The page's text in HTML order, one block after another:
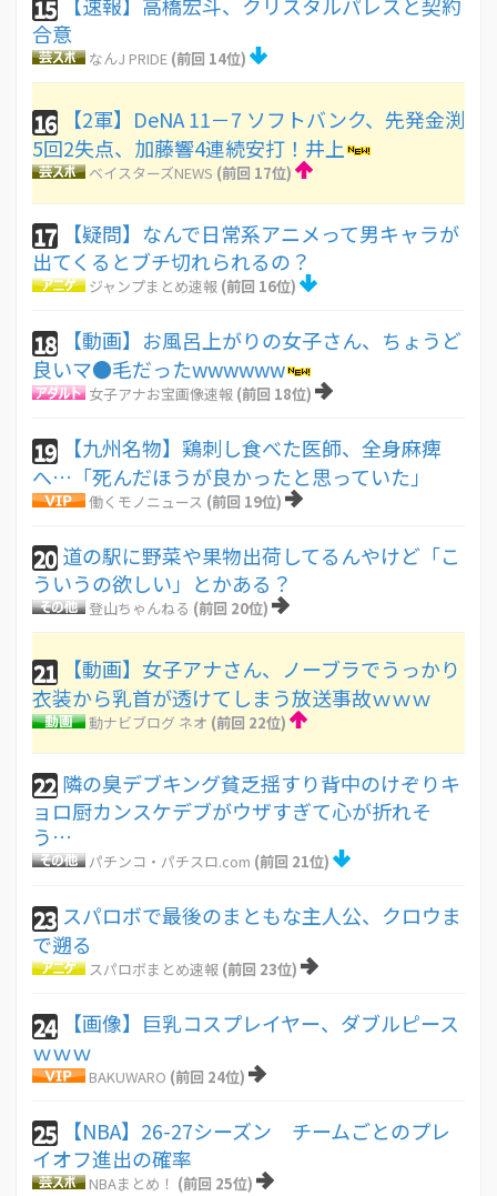
15
合意
なんJ PRIDE (前回 14位)
16
【2軍】DeNA 11－7 ソフトバンク、先発金渕
5回2失点、加藤響4連続安打！井上
ベイスターズNEWS (前回 17位)
17
【疑問】なんで日常系アニメって男キャラが
出てくるとブチ切れられるの？
ジャンプまとめ速報 (前回 16位)
18
【動画】お風呂上がりの女子さん、ちょうど
良いマ●毛だったwwwwww
女子アナお宝画像速報 (前回 18位)
19
【九州名物】鶏刺し食べた医師、全身麻痺
へ…「死んだほうが良かったと思っていた」
働くモノニュース (前回 19位)
20 道の駅に野菜や果物出荷してるんやけど「こ
ういうの欲しい」とかある？
登山ちゃんねる (前回 20位)
21
【動画】女子アナさん、ノーブラでうっかり
衣装から乳首が透けてしまう放送事故ｗｗｗ
動ナビブログ ネオ (前回 22位)
22 隣の臭デブキング貧乏揺すり背中のけぞりキ
ョロ厨カンスケデブがウザすぎて心が折れそ
う…
パチンコ・パチスロ.com (前回 21位)
23 スパロボで最後のまともな主人公、クロウま
で遡る
スパロボまとめ速報 (前回 23位)
24
【画像】巨乳コスプレイヤー、ダブルピース
ｗｗｗ
BAKUWARO (前回 24位)
25
【NBA】26-27シーズン チームごとのプレ
イオフ進出の確率
NBAまとめ！ (前回 25位)